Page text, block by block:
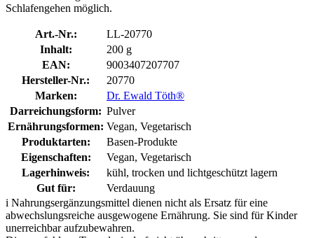
Schlafengehen möglich.
Art.-Nr.:
LL-20770
Inhalt:
200 g
EAN:
9003407207707
Hersteller-Nr.:
20770
Marken:
Dr. Ewald Töth®
Darreichungsform: Pulver
Ernährungsformen: Vegan, Vegetarisch
Produktarten:
Basen-Produkte
Eigenschaften:
Vegan, Vegetarisch
Lagerhinweis:
kühl, trocken und lichtgeschützt lagern
Gut für:
Verdauung
i Nahrungsergänzungsmittel dienen nicht als Ersatz für eine
abwechslungsreiche ausgewogene Ernährung. Sie sind für Kinder
unerreichbar aufzubewahren.